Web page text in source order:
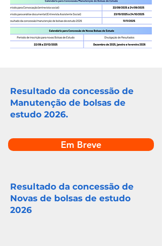
Resultado da concessão de
Manutenção de bolsas de
estudo 2026.
Em Breve
Resultado da concessão de
Novas de bolsas de estudo
2026